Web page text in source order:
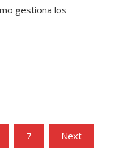
gestiona los
7 Next